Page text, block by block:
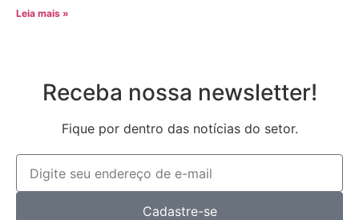
Leia mais »
Receba nossa newsletter!
Fique por dentro das notícias do setor.
Cadastre-se